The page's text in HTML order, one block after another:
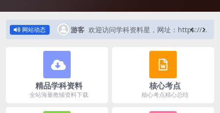
网站动态欢迎访问学科资料星，网址：https://www.xueke666.com 1 秒前
游客 欢迎访问学科资料星，网址：https://www.xueke666.com
精品学科资料
全站海量教辅资料下载
核心考点
核心考点精心总结